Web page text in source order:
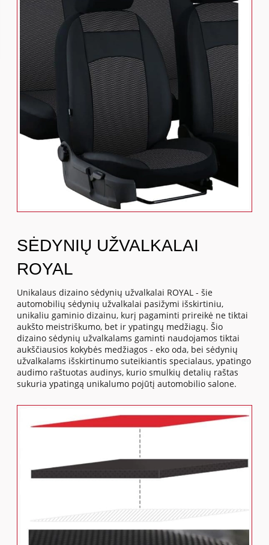
SĖDYNIŲ UŽVALKALAI
ROYAL
Unikalaus dizaino sėdynių užvalkalai ROYAL - šie
automobilių sėdynių užvalkalai pasižymi išskirtiniu,
unikaliu gaminio dizainu, kurį pagaminti prireikė ne tiktai
aukšto meistriškumo, bet ir ypatingų medžiagų. Šio
dizaino sėdynių užvalkalams gaminti naudojamos tiktai
aukščiausios kokybės medžiagos - eko oda, bei sėdynių
užvalkalams išskirtinumo suteikiantis specialaus, ypatingo
audimo raštuotas audinys, kurio smulkių detalių raštas
sukuria ypatingą unikalumo pojūtį automobilio salone.